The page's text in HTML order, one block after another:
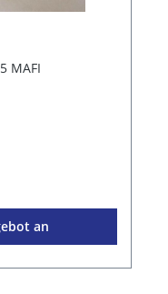
MAFI
an